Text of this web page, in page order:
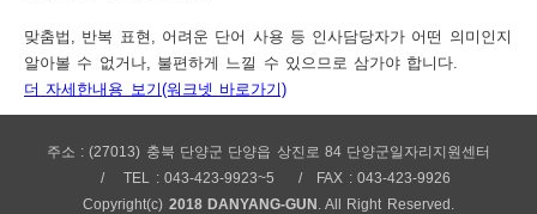
맞춤법, 반복 표현, 어려운 단어 사용 등 인사담당자가 어떤 의미인지
알아볼 수 없거나, 불편하게 느낄 수 있으므로 삼가야 합니다.
더 자세한내용 보기(워크넷 바로가기)
주소 : (27013) 충북 단양군 단양읍 상진로 84 단양군일자리지원센터
TEL : 043-423-9923~5
FAX : 043-423-9926
Copyright(c) 2018 DANYANG-GUN . All Right Reserved.